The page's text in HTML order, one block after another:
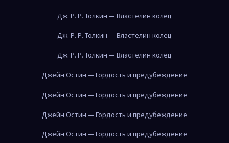
Дж. Р. Р. Толкин — Властелин колец
Дж. Р. Р. Толкин — Властелин колец
Дж. Р. Р. Толкин — Властелин колец
Джейн Остин — Гордость и предубеждение
Джейн Остин — Гордость и предубеждение
Джейн Остин — Гордость и предубеждение
Джейн Остин — Гордость и предубеждение